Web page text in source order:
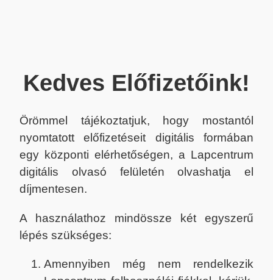
Kedves Előfizetőink!
Örömmel tájékoztatjuk, hogy mostantól
nyomtatott előfizetéseit digitális formában
egy központi elérhetőségen, a Lapcentrum
digitális olvasó felületén olvashatja el
díjmentesen.
A használathoz mindössze két egyszerű
lépés szükséges:
Amennyiben még nem rendelkezik